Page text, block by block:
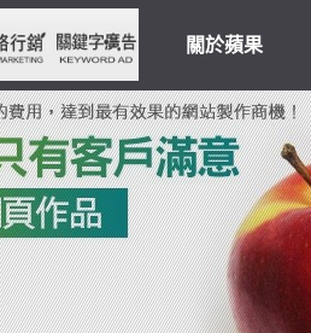
關於蘋果